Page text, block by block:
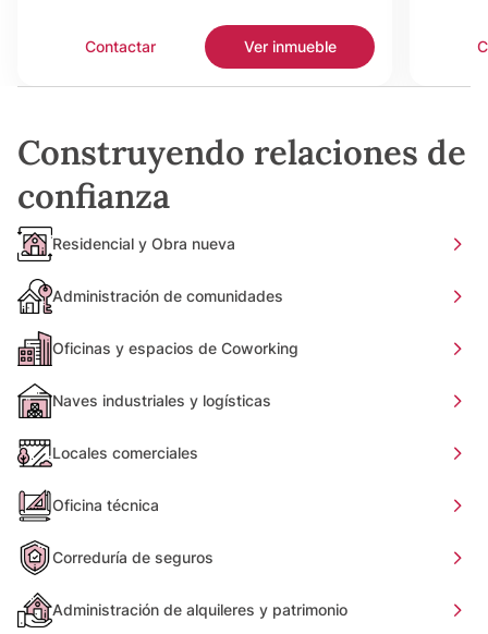
Contactar Ver inmueble
Construyendo relaciones de
confianza
Residencial y Obra nueva
Administración de comunidades
Oficinas y espacios de Coworking
Naves industriales y logísticas
Locales comerciales
Oficina técnica
Correduría de seguros
Administración de alquileres y patrimonio